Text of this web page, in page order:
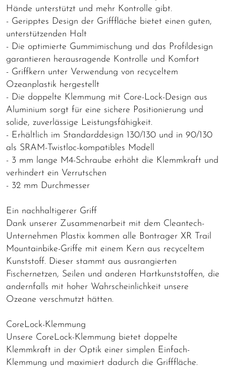
Hände unterstützt und mehr Kontrolle gibt.
- Geripptes Design der Grifffläche bietet einen guten,
unterstützenden Halt
- Die optimierte Gummimischung und das Profildesign
garantieren herausragende Kontrolle und Komfort
- Griffkern unter Verwendung von recyceltem
Ozeanplastik hergestellt
- Die doppelte Klemmung mit Core-Lock-Design aus
Aluminium sorgt für eine sichere Positionierung und
solide, zuverlässige Leistungsfähigkeit.
- Erhältlich im Standarddesign 130/130 und in 90/130
als SRAM-Twistloc-kompatibles Modell
- 3 mm lange M4-Schraube erhöht die Klemmkraft und
verhindert ein Verrutschen
- 32 mm Durchmesser
Ein nachhaltigerer Griff
Dank unserer Zusammenarbeit mit dem Cleantech-
Unternehmen Plastix kommen alle Bontrager XR Trail
Mountainbike-Griffe mit einem Kern aus recyceltem
Kunststoff. Dieser stammt aus ausrangierten
Fischernetzen, Seilen und anderen Hartkunststoffen, die
andernfalls mit hoher Wahrscheinlichkeit unsere
Ozeane verschmutzt hätten.
CoreLock-Klemmung
Unsere CoreLock-Klemmung bietet doppelte
Klemmkraft in der Optik einer simplen Einfach-
Klemmung und maximiert dadurch die Grifffläche.